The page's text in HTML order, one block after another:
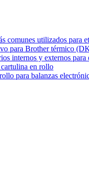
comunes utilizados para
para Brother térmico
internos y externos para
en rollo
para balanzas